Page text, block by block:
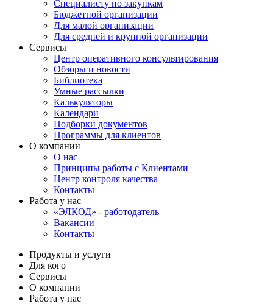
Специалисту по закупкам
Бюджетной организации
Для малой организации
Для средней и крупной организации
Сервисы
Центр оперативного консультирования
Обзоры и новости
Библиотека
Умные рассылки
Калькуляторы
Календари
Подборки документов
Программы для клиентов
О компании
О нас
Принципы работы с Клиентами
Центр контроля качества
Контакты
Работа у нас
«ЭЛКОД» - работодатель
Вакансии
Контакты
Продукты и услуги
Для кого
Сервисы
О компании
Работа у нас